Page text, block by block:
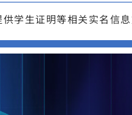
学生证明等相关实名信息